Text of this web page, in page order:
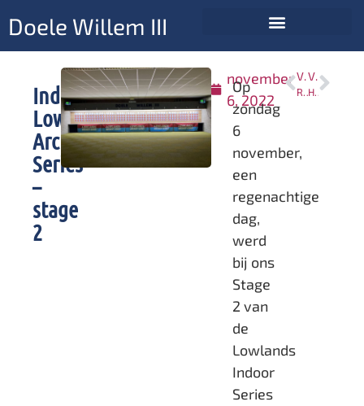
Doele Willem III
Indoor
Lowlands
Archery
Series
–
stage
2
november
6, 2022
Op
zondag
6
november,
een
regenachtige
dag,
werd
bij ons
Stage
2 van
de
Lowlands
Indoor
Series
VORIGE
Rabo Clubsupport 2022 voor verduurzaming van ons Doelendonk
VOLGENDE
Het Jeugdteam van Doele Willem III